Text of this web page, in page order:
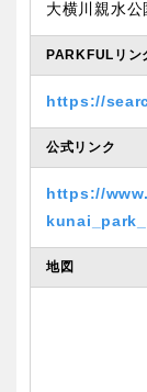
大横川親水公
PARKFULリン
https://
公式リンク
https://
地図